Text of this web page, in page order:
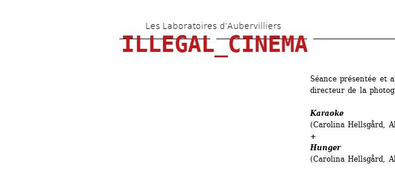
contenu
Les Laboratoires d’Aubervilliers
ILLEGAL_CINEMA
Séance présentée et
directeur de la
Karaoke
(Carolina Hellsgård,
+
Hunger
(Carolina Hellsgård,